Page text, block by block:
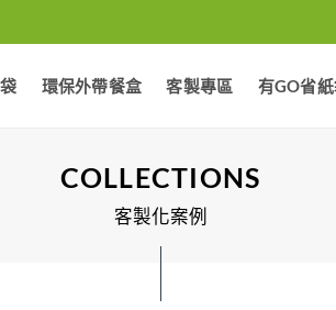
環保外帶餐盒 客製專區 有GO省
COLLECTIONS
客製化案例